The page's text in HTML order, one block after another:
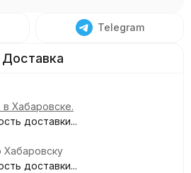
Telegram
Хабаровске.
доставки...
Хабаровску
доставки...